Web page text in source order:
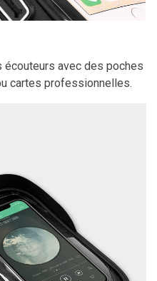
écouteurs avec des poches
cartes professionnelles.